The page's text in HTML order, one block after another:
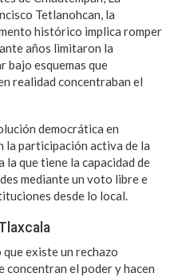
Tetlanohcan, la
histórico implica romper
años limitaron la
bajo esquemas que
realidad concentraban el
democrática en
la participación activa de la
la que tiene la capacidad de
mediante un voto libre e
desde lo local.
existe un rechazo
concentran el poder y hacen